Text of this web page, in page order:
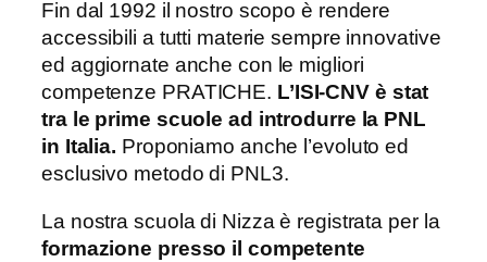
Fin dal 1992 il nostro scopo è rendere
accessibili a tutti materie sempre innovative
ed aggiornate anche con le migliori
competenze PRATICHE. L’ISI-CNV è stat
tra le prime scuole ad introdurre la PNL
in Italia. Proponiamo anche l’evoluto ed
esclusivo metodo di PNL3.
La nostra scuola di Nizza è registrata per la
formazione presso il competente